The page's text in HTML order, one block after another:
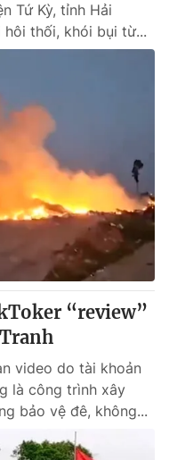
Tứ Kỳ, tỉnh Hải
thối, khói bụi từ...
“review”
video do tài khoản
là công trình xây
bảo vệ đê, không...